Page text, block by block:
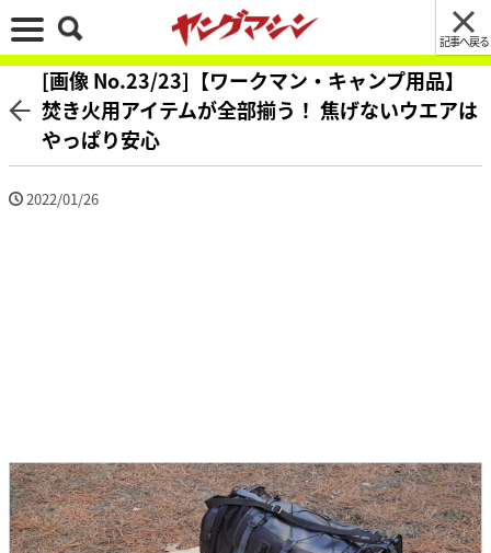
記事へ戻る
[画像 No.23/23]【ワークマン・キャンプ用品】
焚き火用アイテムが全部揃う！ 焦げないウエアは
やっぱり安心
2022/01/26